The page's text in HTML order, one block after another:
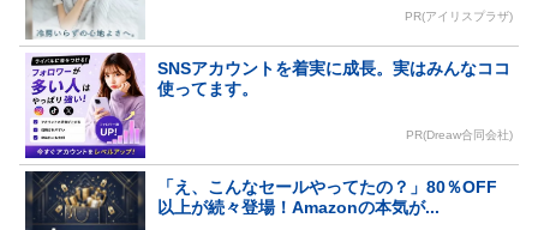
PR(アイリスプラザ)
SNSアカウントを着実に成長。実はみんなココ
使ってます。
PR(Dreaw合同会社)
「え、こんなセールやってたの？」80％OFF
以上が続々登場！Amazonの本気が...